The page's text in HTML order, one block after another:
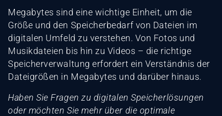
Megabytes sind eine wichtige Einheit, um die
Größe und den Speicherbedarf von Dateien im
digitalen Umfeld zu verstehen. Von Fotos und
Musikdateien bis hin zu Videos – die richtige
Speicherverwaltung erfordert ein Verständnis der
Dateigrößen in Megabytes und darüber hinaus.
Haben Sie Fragen zu digitalen Speicherlösungen
oder möchten Sie mehr über die optimale